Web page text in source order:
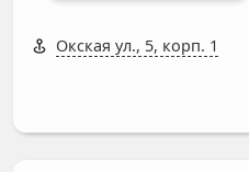
Окская ул., 5, корп. 1